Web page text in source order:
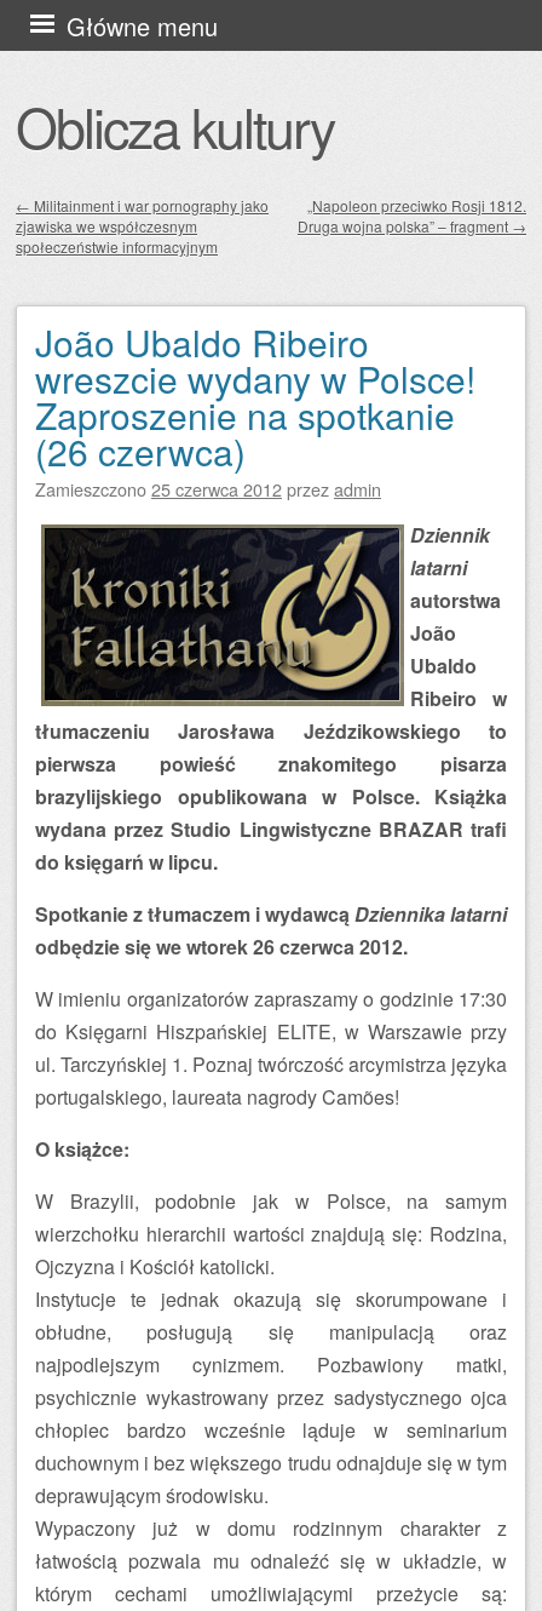
Oblicza kultury
Główne menu
Przejdź
do
Zobacz wpisy
← Militainment i war pornography jako
zjawiska we współczesnym
społeczeństwie informacyjnym
„Napoleon przeciwko Rosji 1812.
Druga wojna polska” – fragment →
João Ubaldo Ribeiro
wreszcie wydany w Polsce!
Zaproszenie na spotkanie
(26 czerwca)
Zamieszczono25 czerwca 2012przezadmin
Dziennik
latarni
autorstwa
João
Ubaldo
Ribeiro w
tłumaczeniu Jarosława Jeździkowskiego to
pierwsza powieść znakomitego pisarza
brazylijskiego opublikowana w Polsce. Książka
wydana przez Studio Lingwistyczne BRAZAR trafi
do księgarń w lipcu.
Spotkanie z tłumaczem i wydawcąDziennika latarni
odbędzie się we wtorek 26 czerwca 2012.
W imieniu organizatorów zapraszamy o godzinie 17:30
do Księgarni Hiszpańskiej ELITE, w Warszawie przy
ul. Tarczyńskiej 1. Poznaj twórczość arcymistrza języka
portugalskiego, laureata nagrody Camões!
O książce:
W Brazylii, podobnie jak w Polsce, na samym
wierzchołku hierarchii wartości znajdują się: Rodzina,
Ojczyzna i Kościół katolicki.
Instytucje te jednak okazują się skorumpowane i
obłudne, posługują się manipulacją oraz
najpodlejszym cynizmem. Pozbawiony matki,
psychicznie wykastrowany przez sadystycznego ojca
chłopiec bardzo wcześnie ląduje w seminarium
duchownym i bez większego trudu odnajduje się w tym
deprawującym środowisku.
Wypaczony już w domu rodzinnym charakter z
łatwością pozwala mu odnaleźć się w układzie, w
którym cechami umożliwiającymi przeżycie są: